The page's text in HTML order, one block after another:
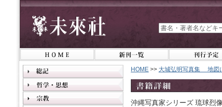
HOME >> 大城弘明写真集 地図
沖縄写真家シリーズ 琉球烈